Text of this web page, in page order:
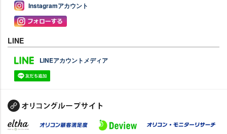
Instagramアカウント
LINE
LINEアカウントメディア